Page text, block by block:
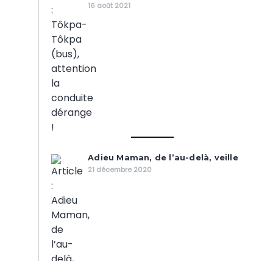
16 août 2021
Adieu Maman, de l’au-delà, veille
21 décembre 2020